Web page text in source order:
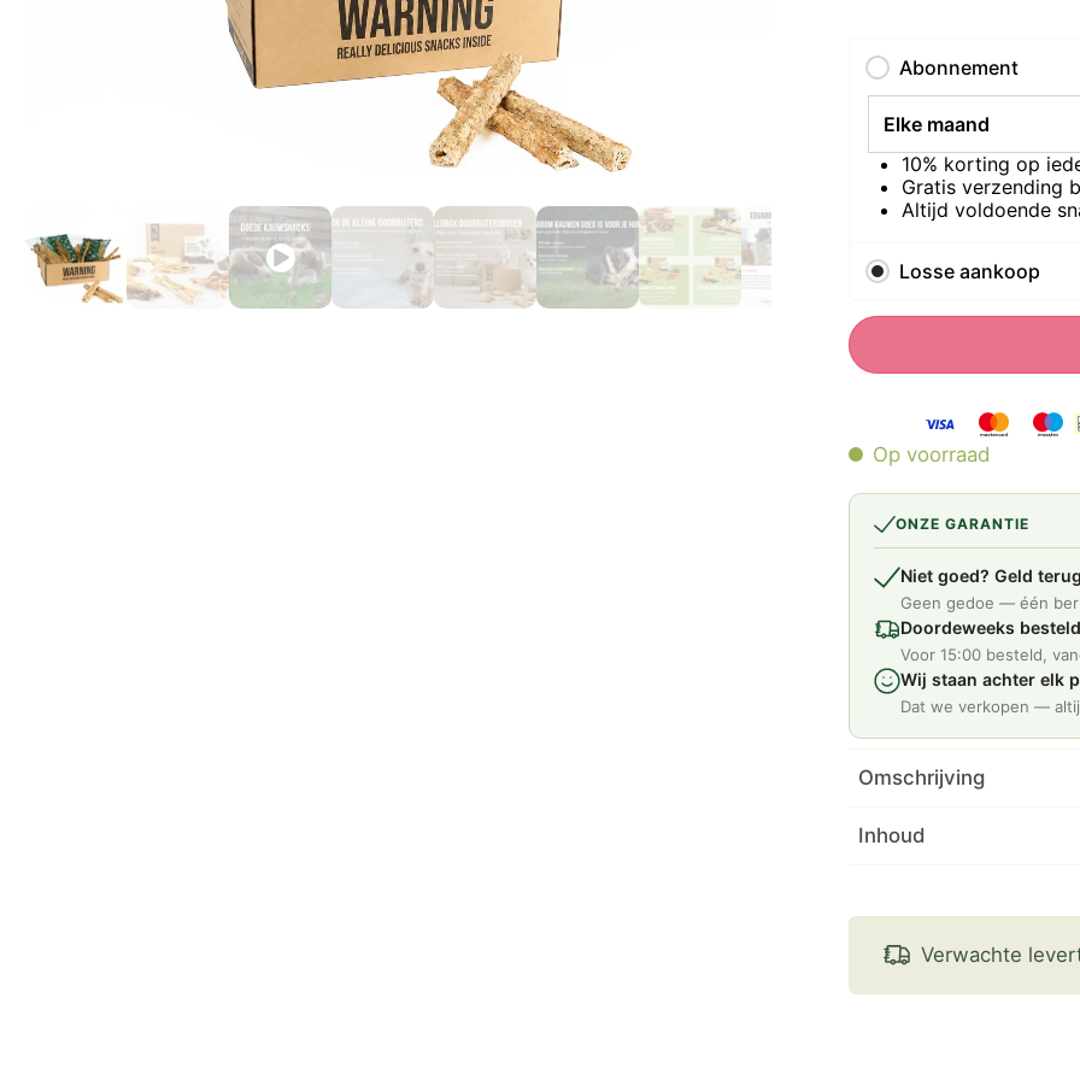
Abonnement
10% korting op
Gratis verzending
Altijd voldoende
Losse aankoop
Op voorraad
ONZE GARANTIE
Niet goed? Geld
Geen gedoe — één
Doordeweeks besteld
Voor 15:00 besteld,
Wij staan achter elk
Dat we verkopen —
Omschrijving
Inhoud
Verwachte